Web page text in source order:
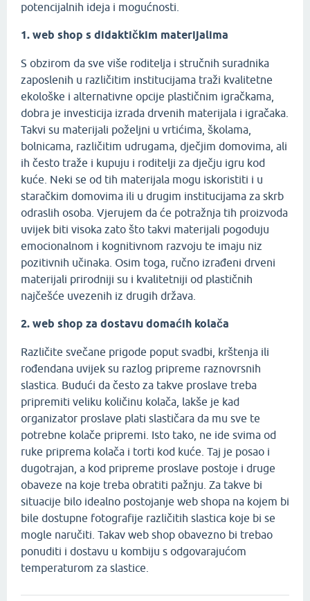
potencijalnih ideja i mogućnosti.
1. web shop s didaktičkim materijalima
S obzirom da sve više roditelja i stručnih suradnika
zaposlenih u različitim institucijama traži kvalitetne
ekološke i alternativne opcije plastičnim igračkama,
dobra je investicija izrada drvenih materijala i igračaka.
Takvi su materijali poželjni u vrtićima, školama,
bolnicama, različitim udrugama, dječjim domovima, ali
ih često traže i kupuju i roditelji za dječju igru kod
kuće. Neki se od tih materijala mogu iskoristiti i u
staračkim domovima ili u drugim institucijama za skrb
odraslih osoba. Vjerujem da će potražnja tih proizvoda
uvijek biti visoka zato što takvi materijali pogoduju
emocionalnom i kognitivnom razvoju te imaju niz
pozitivnih učinaka. Osim toga, ručno izrađeni drveni
materijali prirodniji su i kvalitetniji od plastičnih
najčešće uvezenih iz drugih država.
2. web shop za dostavu domaćih kolača
Različite svečane prigode poput svadbi, krštenja ili
rođendana uvijek su razlog pripreme raznovrsnih
slastica. Budući da često za takve proslave treba
pripremiti veliku količinu kolača, lakše je kad
organizator proslave plati slastičara da mu sve te
potrebne kolače pripremi. Isto tako, ne ide svima od
ruke priprema kolača i torti kod kuće. Taj je posao i
dugotrajan, a kod pripreme proslave postoje i druge
obaveze na koje treba obratiti pažnju. Za takve bi
situacije bilo idealno postojanje web shopa na kojem bi
bile dostupne fotografije različitih slastica koje bi se
mogle naručiti. Takav web shop obavezno bi trebao
ponuditi i dostavu u kombiju s odgovarajućom
temperaturom za slastice.